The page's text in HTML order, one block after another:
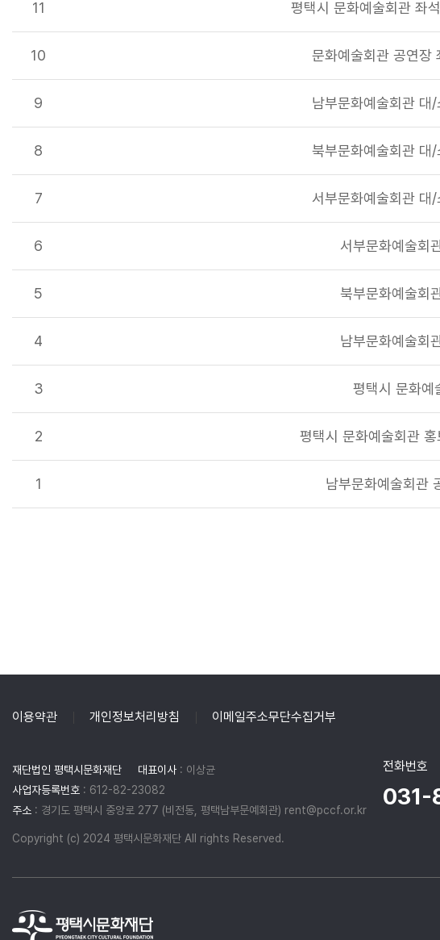
11 평택시 문화예술회관 좌
10 문화예술회관 공연장
9 남부문화예술회관 대
8 북부문화예술회관 대
7 서부문화예술회관 대
6 서부문화예술회
5 북부문화예술회
4 남부문화예술회
3 평택시 문화예
2 평택시 문화예술회관
1 남부문화예술회관
전화번호
이용약관 개인정보처리방침 이메일주소무단수집거부
재단법인 평택시문화재단 대표이사 : 이상균
사업자등록번호 : 612-82-23082
주소 : 경기도 평택시 중앙로 277 (비전동, 평택남부문예회관) rent@pccf.or.kr
Copyright (c) 2024 평택시문화재단 All rights Reserved.